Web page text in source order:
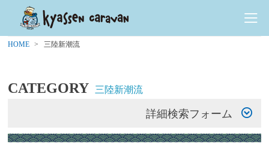
HOME 三陸新潮流
CATEGORY 三陸新潮流
詳細検索フォーム